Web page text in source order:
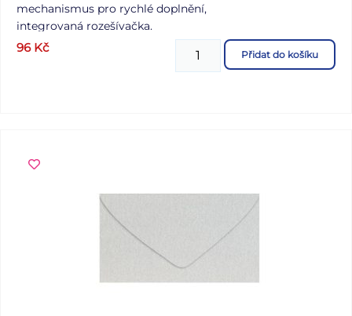
mechanismus pro rychlé doplnění,
integrovaná rozešívačka.
drátky: 50 x 24/6, 100 x 26/6
96 Kč Přidat do košíku